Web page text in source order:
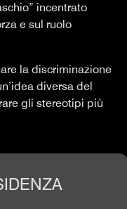
incentrato
e sul ruolo
la discriminazione
diversa del
gli stereotipi più